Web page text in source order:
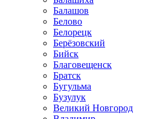
Балашов
Белово
Белорецк
Берёзовский
Бийск
Благовещенск
Братск
Бугульма
Бузулук
Великий Новгород